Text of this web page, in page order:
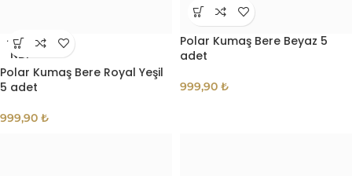
TÜKE
NDI
Polar Kumaş Bere Royal Yeşil
5 adet
999,90 ₺
Polar Kumaş Bere Beyaz 5
adet
999,90 ₺